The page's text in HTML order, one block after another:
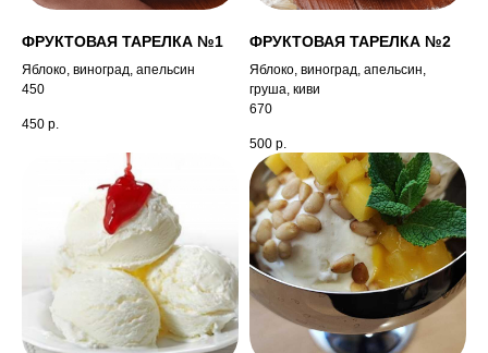
ФРУКТОВАЯ ТАРЕЛКА №1
Яблоко, виноград, апельсин
450
450 р.
ФРУКТОВАЯ ТАРЕЛКА №2
Яблоко, виноград, апельсин,
груша, киви
670
500 р.